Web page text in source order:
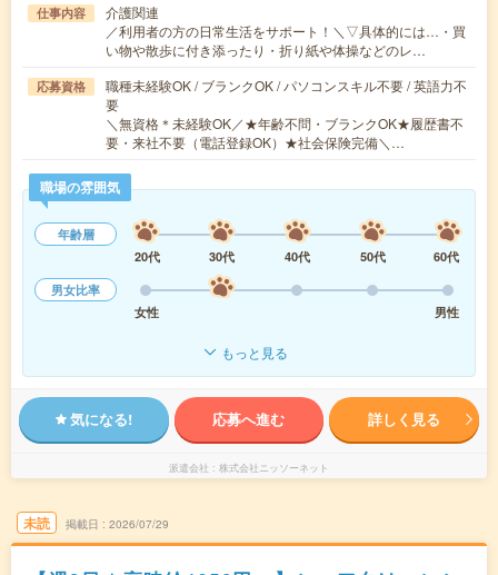
仕事内容
介護関連
／利用者の方の日常生活をサポート！＼▽具体的には…・買
い物や散歩に付き添ったり・折り紙や体操などのレ…
応募資格
職種未経験OK / ブランクOK / パソコンスキル不要 / 英語力不
要
＼無資格＊未経験OK／★年齢不問・ブランクOK★履歴書不
要・来社不要（電話登録OK）★社会保険完備＼…
職場の雰囲気
年齢層
20代
30代 40代 50代
60代
男女比率
女性
男性
もっと見る
気になる! 応募へ進む 詳しく見る
派遣会社 株式会社ニッソーネット
未読 掲載日 2026/07/29